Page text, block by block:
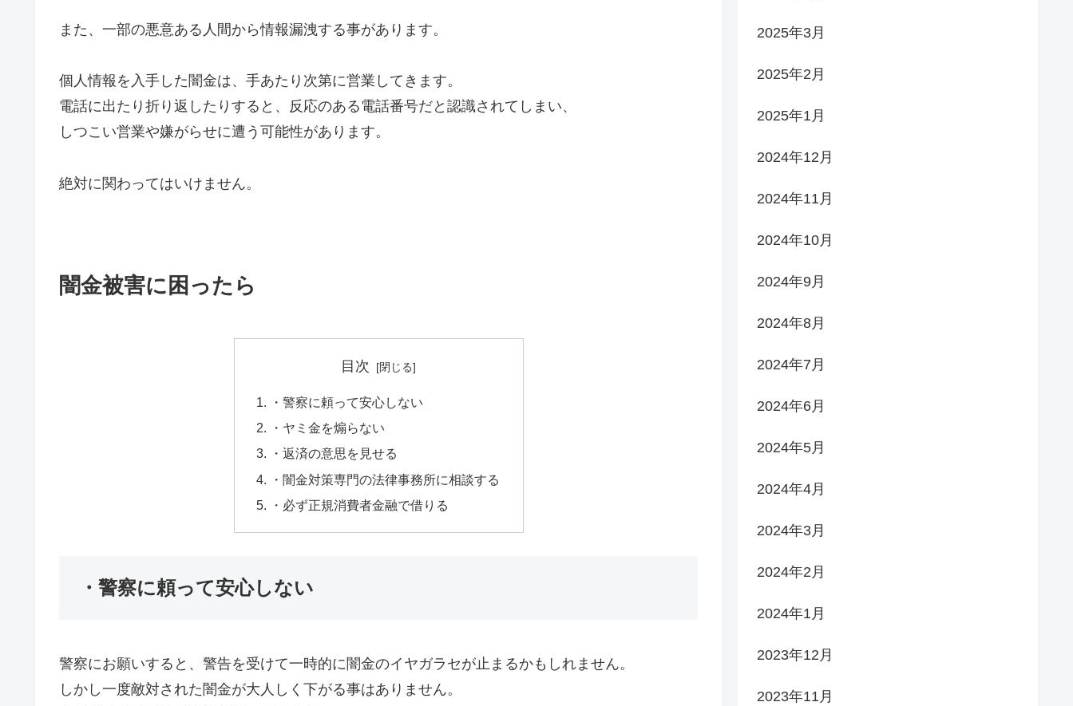
また、一部の悪意ある人間から情報漏洩する事があります。
個人情報を入手した闇金は、手あたり次第に営業してきます。
電話に出たり折り返したりすると、反応のある電話番号だと認識されてしまい、
しつこい営業や嫌がらせに遭う可能性があります。
絶対に関わってはいけません。
闇金被害に困ったら
目次
・警察に頼って安心しない
・ヤミ金を煽らない
・返済の意思を見せる
・闇金対策専門の法律事務所に相談する
・必ず正規消費者金融で借りる
・警察に頼って安心しない
警察にお願いすると、警告を受けて一時的に闇金のイヤガラセが止まるかもしれません。
しかし一度敵対された闇金が大人しく下がる事はありません。
2025年3月
2025年2月
2025年1月
2024年12月
2024年11月
2024年10月
2024年9月
2024年8月
2024年7月
2024年6月
2024年5月
2024年4月
2024年3月
2024年2月
2024年1月
2023年12月
2023年11月